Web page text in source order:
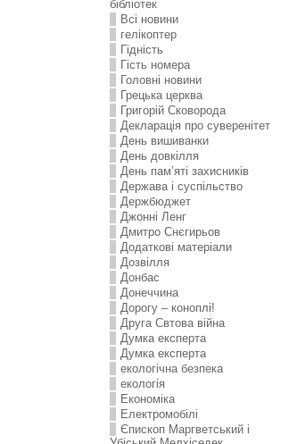
бібліотек
Всі новини
гелікоптер
Гідність
Гість номера
Головні новини
Грецька церква
Григорій Сковорода
Декларація про суверенітет
День вишиванки
День довкілля
День пам’яті захисників
Держава і суспільство
Держбюджет
Джонні Ленг
Дмитро Снєгирьов
Додаткові матеріали
Дозвілля
Донбас
Донеччина
Дорогу – коноплі!
Друга Свтова війна
Думка експерта
Думка експерта
екологічна безпека
екологія
Економіка
Електромобілі
Єпископ Маргветський і